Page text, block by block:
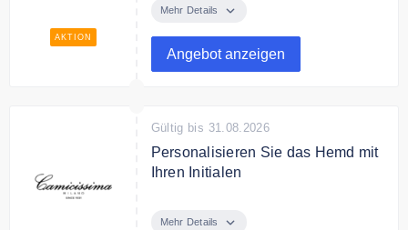
AKTION
Hemden für nur 99,90€.
Mehr Details
Angebot anzeigen
Gültig bis 31.08.2026
Personalisieren Sie das Hemd mit
Ihren Initialen
Hemd mit Ihren Initialen
Mehr Details